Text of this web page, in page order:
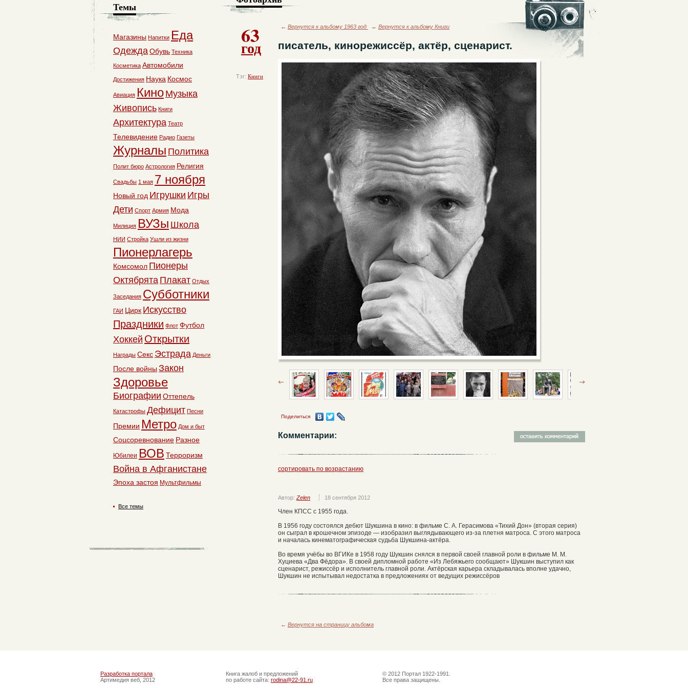
63
год
Тэг: Книги
← Вернутся к альбому 1963 год ← Вернутся к альбому Книги
писатель, кинорежиссёр, актёр, сценарист.
Поделиться
Комментарии:
сортировать по возрастанию
Автор: Zelen 18 сентября 2012
Член КПСС с 1955 года.
В 1956 году состоялся дебют Шукшина в кино: в фильме С. А. Герасимова «Тихий Дон» (вторая серия)
он сыграл в крошечном эпизоде — изобразил выглядывающего из-за плетня матроса. С этого матроса
и началась кинематографическая судьба Шукшина-актёра.
Во время учёбы во ВГИКе в 1958 году Шукшин снялся в первой своей главной роли в фильме М. М.
Хуциева «Два Фёдора». В своей дипломной работе «Из Лебяжьего сообщают» Шукшин выступил как
сценарист, режиссёр и исполнитель главной роли. Актёрская карьера складывалась вполне удачно,
Шукшин не испытывал недостатка в предложениях от ведущих режиссёров
← Вернутся на страницу альбома
Темы
Магазины Напитки Еда
ОдеждаОбувь Техника
Косметика Автомобили
Достижения Наука Космос
Авиация Кино Музыка
Живопись Книги
Архитектура Театр
Телевидение Радио Газеты
Журналы Политика
Полит бюро Астрология Религия
Свадьбы 1 мая 7 ноября
Новый год Игрушки Игры
Дети Спорт Армия Мода
Милиция ВУЗы Школа
НИИ Стройка Ушли из жизни
Пионерлагерь
Комсомол Пионеры
Октябрята Плакат Отдых
Заседания Субботники
ГАИ Цирк Искусство
Праздники Флот Футбол
Хоккей Открытки
Награды Секс Эстрада Деньги
После войны Закон
Здоровье
Биографии Оттепель
Катастрофы Дефицит Песни
Премии Метро Дом и быт
Соцсоревнование Разное
Юбилеи ВОВ Терроризм
Война в Афганистане
Эпоха застоя Мультфильмы
Все темы
Разработка портала
Артимедия веб, 2012
Книга жалоб и предложений
по работе сайта: rodina@22-91.ru
© 2012 Портал 1922-1991.
Все права защищены.